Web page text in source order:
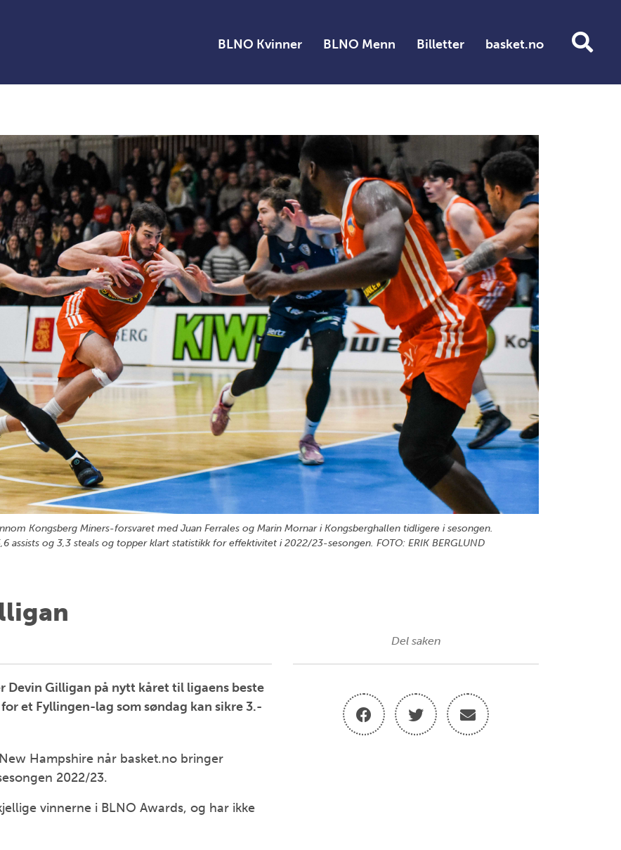
BLNO Kvinner BLNO Menn Billetter basket.no
Kongsberg Miners-forsvaret med Juan Ferrales og Marin Mornar i Kongsberghallen tidligere i sesongen.
assists og 3,3 steals og topper klart statistikk for effektivitet i 2022/23-sesongen. FOTO: ERIK BERGLUND
Devin Gilligan på nytt kåret til ligaens beste
et Fyllingen-lag som søndag kan sikre 3.-
Hampshire når basket.no bringer
2022/23.
vinnerne i BLNO Awards, og har ikke
Del saken